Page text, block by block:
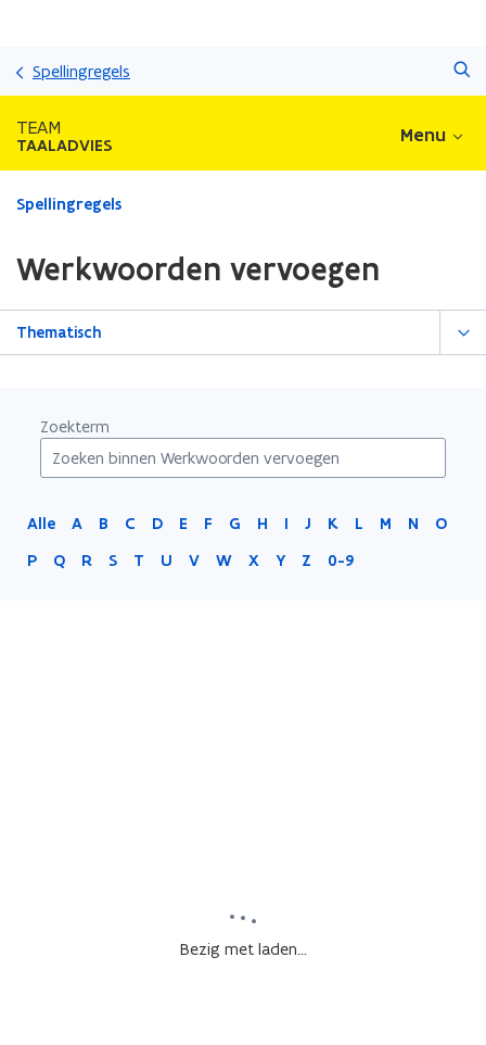
Spellingregels
TEAM
TAALADVIES Menu
Gedaan
zich
op:
Werkwoorden
Spellingregels
Werkwoorden vervoegen
Thematisch
Zoekterm
Alle A B C D E F G H I J K L M N
O
P
Q R S T U V W X Y Z 0-9
Bezig met laden...